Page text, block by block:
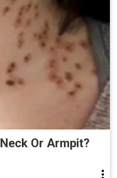
Or Armpit?